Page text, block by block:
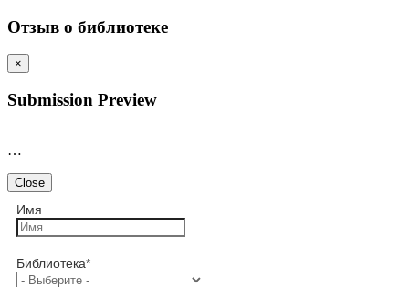
Отзыв о библиотеке
×
Submission Preview
…
Close
Имя
Библиотека*